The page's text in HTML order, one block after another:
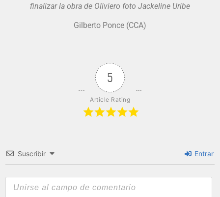
finalizar la obra de Oliviero foto Jackeline Uribe
Gilberto Ponce (CCA)
5
Article Rating
Suscribir Entrar